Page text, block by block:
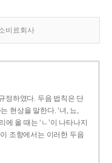
비료회사
정하였다. 두음 법칙은 단
현상을 말한다. ‘녀, 뇨,
올 때는 ‘ㄴ’이 나타나지
조항에서는 이러한 두음